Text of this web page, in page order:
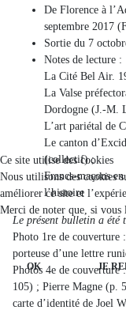
De Florence à
septembre 2017
Sortie du 7
Notes de lecture :
La Cité Bel Air.
La Valse
Dordogne (J.-M.
L’art pariétal de
Le canton
(collectif) ;
Francs-maçons
l’histoire
Le présent bulletin a été
Photo 1re de couverture
porteuse d’une lettre
Photos 4e de couverture
105) ; Pierre Magne (p.
carte d’identité de Joel
Ce site utilise des cookies
Nous utilisons des cookies
améliorer ce site et
Merci de noter que, si vous
OK JE